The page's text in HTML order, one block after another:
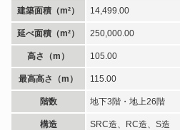
建築面積（m²） 14,499.00
延べ面積（m²） 250,000.00
高さ（m） 105.00
最高高さ（m） 115.00
階数 地下3階・地上26階
構造 SRC造、RC造、S造